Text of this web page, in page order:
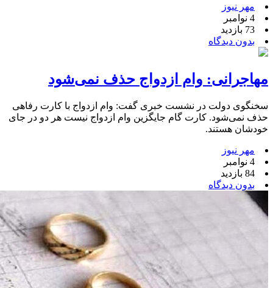
مهر نیوز
4 نوامبر
73 بازدید
بدون دیدگاه
مهاجرانی: وام ازدواج حذف نمی‌شود
سخنگوی دولت در نشست خبری گفت: وام ازدواج با کارت رفاهی
حذف نمی‌شود. کارت گام جایگزین وام ازدواج نیست هر دو در جای
خودشان هستند.
مهر نیوز
4 نوامبر
84 بازدید
بدون دیدگاه